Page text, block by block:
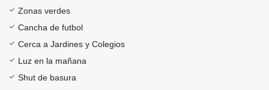
Zonas verdes
Cancha de futbol
Cerca a Jardines y Colegios
Luz en la mañana
Shut de basura